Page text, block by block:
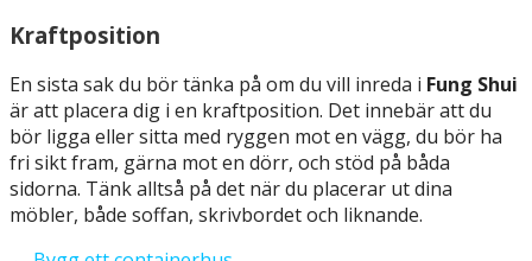
Kraftposition
En sista sak du bör tänka på om du vill inreda i Fung Shui
är att placera dig i en kraftposition. Det innebär att du
bör ligga eller sitta med ryggen mot en vägg, du bör ha
fri sikt fram, gärna mot en dörr, och stöd på båda
sidorna. Tänk alltså på det när du placerar ut dina
möbler, både soffan, skrivbordet och liknande.